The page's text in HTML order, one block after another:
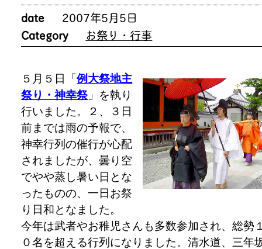
date
2007年5月5日
Category
お祭り・行事
５月５日「例大祭地主
祭り・神幸祭」を執り
行いました。２、３日
前までは雨の予報で、
神幸行列の催行が心配
されましたが、曇り空
でやや蒸し暑い日とな
ったものの、一日お祭
り日和となました。
今年は武者やお稚児さんも多数参加され、総勢
０名を超える行列になりました。清水道、三年